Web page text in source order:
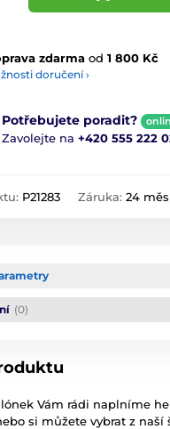
zdarma od 1 800 Kč
doručení ›
Potřebujete poradit?
Zavolejte na +420 555 222
P21283 Záruka: 24
(0)
Vám rádi naplníme
si můžete vybrat z naší